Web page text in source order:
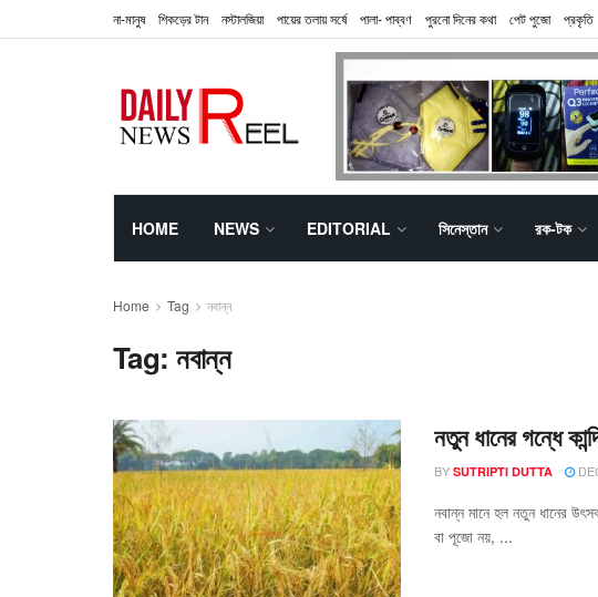
না-মানুষ শিকড়ের টান নস্টালজিয়া পায়ের তলায় সর্ষে পালা- পাব্বণ পুরনো দিনের কথা পেট পুজো প্রকৃতি
HOME NEWS EDITORIAL সিনেস্তান রক-টক
Home Tag নবান্ন
Tag:নবান্ন
নতুন ধানের গন্ধে
BY SUTRIPTI DUTTA
নবান্ন মানে হল নতুন ধানের
বা পূজো নয়, ...